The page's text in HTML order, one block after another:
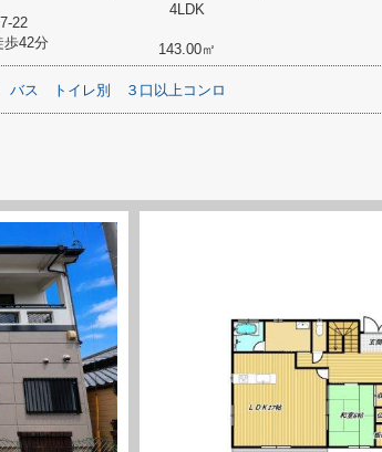
22
42分
4LDK
143.00㎡
バス トイレ別 ３口以上コンロ